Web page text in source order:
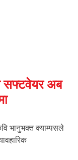
सफ्टवेयर अब
भानुभक्त क्याम्पसले